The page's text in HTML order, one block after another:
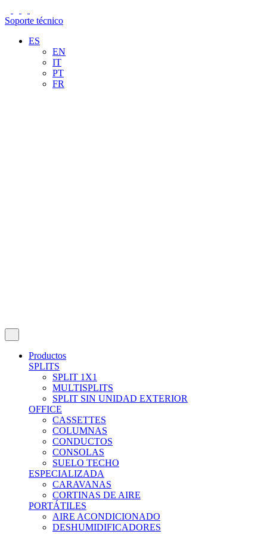
Soporte técnico
ES
EN
IT
PT
FR
Productos
SPLITS
SPLIT 1X1
MULTISPLITS
SPLIT SIN UNIDAD EXTERIOR
OFFICE
CASSETTES
COLUMNAS
CONDUCTOS
CONSOLAS
SUELO TECHO
ESPECIALIZADA
CARAVANAS
CORTINAS DE AIRE
PORTÁTILES
AIRE ACONDICIONADO
DESHUMIDIFICADORES